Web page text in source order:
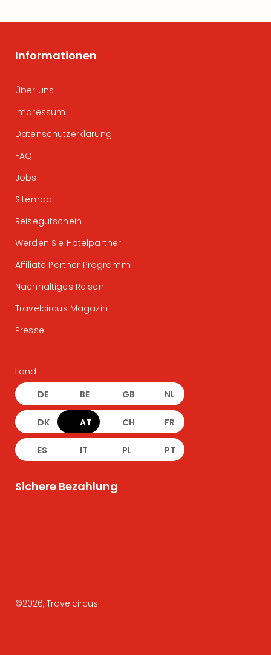
Informationen
Über uns
Impressum
Datenschutzerklärung
FAQ
Jobs
Sitemap
Reisegutschein
Werden Sie Hotelpartner!
Affiliate Partner Programm
Nachhaltiges Reisen
Travelcircus Magazin
Presse
Land
DE BE GB NL
DK AT CH FR
ES IT PL PT
Sichere Bezahlung
©2026, Travelcircus